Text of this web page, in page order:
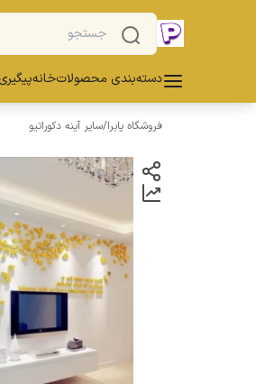
دسته‌بندی محصولاتخانه
فروشگاه پابرا/سایر آینه دکوراتیو